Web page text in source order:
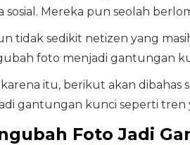
sosial. Mereka pun seolah
tidak sedikit netizen yang
foto menjadi gantungan
itu, berikut akan dibahas
gantungan kunci seperti tren
Foto Jadi